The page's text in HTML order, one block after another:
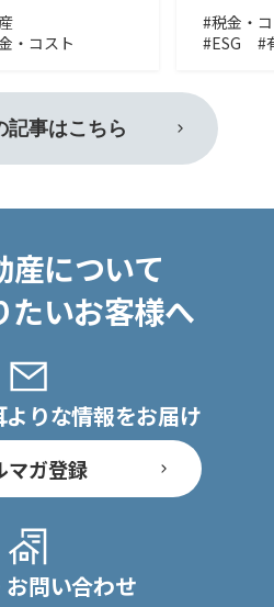
・コスト
#税金・
#ESG
#
記事はこちら
産について
たいお客様へ
りな情報をお届け
マガ登録
お問い合わせ